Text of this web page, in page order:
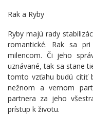
Rak a Ryby
Ryby majú rady
romantické. Rak sa
milencom. Či jeho
uznávané, tak sa stane
tomto vzťahu budú cítiť
nežnom a vernom
partnera za jeho
prístup k životu.